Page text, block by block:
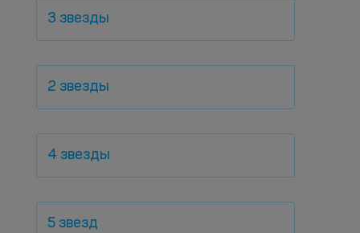
3 звезды
2 звезды
4 звезды
5 звезд